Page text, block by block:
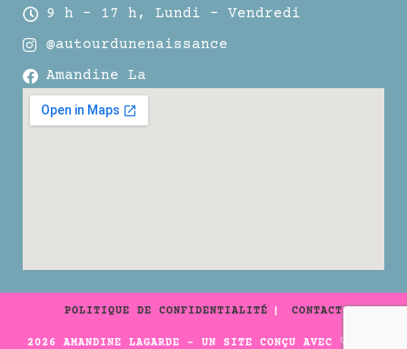
9 h – 17 h, Lundi – Vendredi
@autourdunenaissance
Amandine La
POLITIQUE DE CONFIDENTIALITÉ CONTACT
2026 AMANDINE LAGARDE - UN SITE CONÇU AVEC ♡ PAR